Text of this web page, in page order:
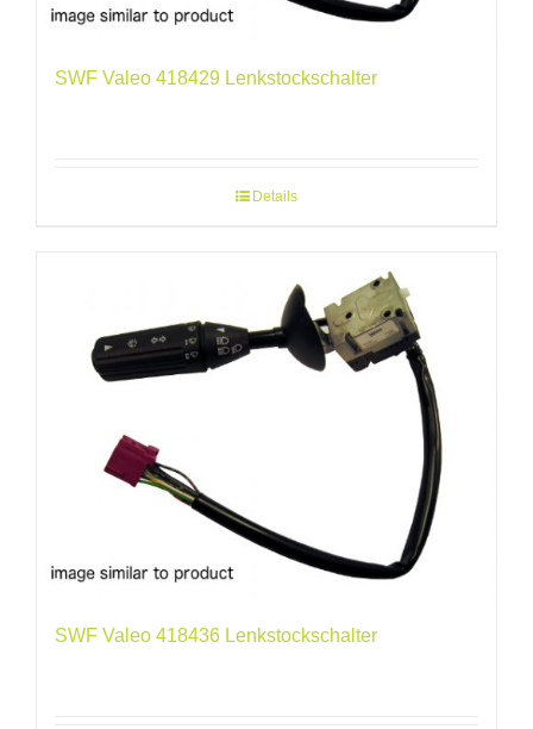
SWF Valeo 418429 Lenkstockschalter
Details
SWF Valeo 418436 Lenkstockschalter